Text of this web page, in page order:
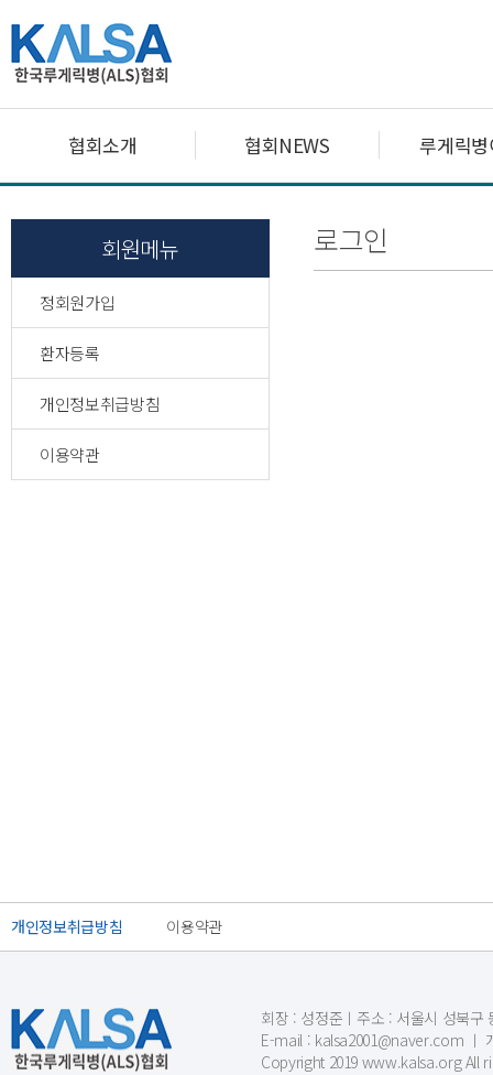
협회소개 협회NEWS 루게릭
회원메뉴
정회원가입
환자등록
개인정보취급방침
이용약관
로그인
개인정보취급방침 이용약관
회장 : 성정준ㅣ주소 : 서울시 성북구
E-mail : kalsa2001@naver.com ㅣ
Copyright 2019 www.kalsa.org All